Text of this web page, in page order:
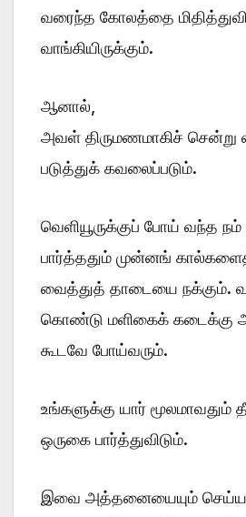
வரைந்த கோலத்தை
வாங்கியிருக்கும்.
ஆனால்,
அவள் திருமணமாகிச் சென்று
படுத்துக் கவலைப்படும்.
வெளியூருக்குப் போய் வந்த
பார்த்ததும் முன்னங் கால்களைத்
வைத்துத் தாடையை நக்கும்.
கொண்டு மளிகைக் கடைக்கு
கூடவே போய்வரும்.
உங்களுக்கு யார் மூலமாவதும்
ஒருகை பார்த்துவிடும்.
இவை அத்தனையையும்